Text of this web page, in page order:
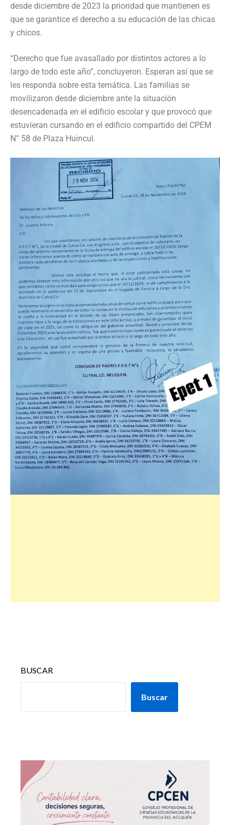
desde diciembre de 2023 la prioridad que mantienen es
que se garantice el derecho a su educación de las chicas
y chicos.
“Derecho que fue avasallado por distintos actores a lo
largo de todo este año”, concluyeron. Esperan así que se
les responda sobre esta temática. Las familias se
movilizaron desde diciembre ante la situación
desencadenada en el edificio escolar y que provocó que
estuvieran cursando en el edificio compartido del CPEM
N° 58 de Plaza Huincul.
BUSCAR
Buscar